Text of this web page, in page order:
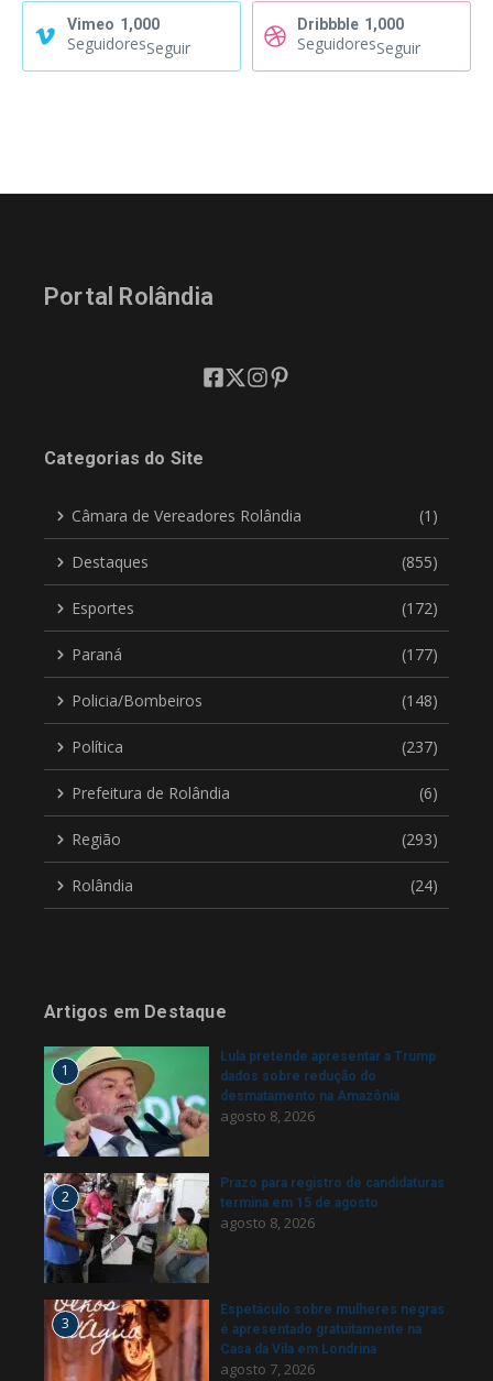
Vimeo 1,000
SeguidoresSeguir
Dribbble 1,000
SeguidoresSeguir
Portal Rolândia
Categorias do Site
Câmara de Vereadores Rolândia (1)
Destaques (855)
Esportes (172)
Paraná (177)
Policia/Bombeiros (148)
Política (237)
Prefeitura de Rolândia (6)
Região (293)
Rolândia (24)
Artigos em Destaque
1
Lula pretende apresentar a Trump
dados sobre redução do
desmatamento na Amazônia
agosto 8, 2026
2
Prazo para registro de candidaturas
termina em 15 de agosto
agosto 8, 2026
3
Espetáculo sobre mulheres negras
é apresentado gratuitamente na
Casa da Vila em Londrina
agosto 7, 2026